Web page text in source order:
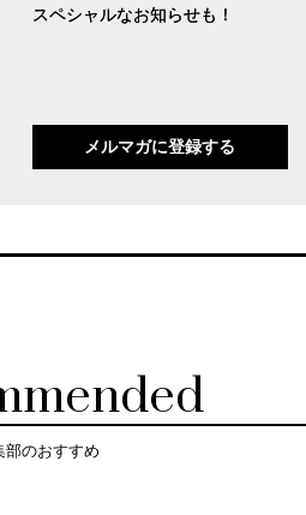
スペシャルなお知らせも！
メルマガに登録する
部のおすすめ